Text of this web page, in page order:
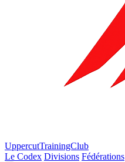
UppercutTrainingClub
Le Codex Divisions Fédérations